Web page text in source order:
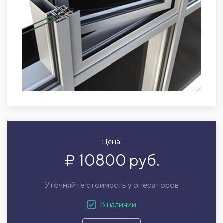
Цена:
10800 руб.
Уточняйте стоимость у операторов
В наличии